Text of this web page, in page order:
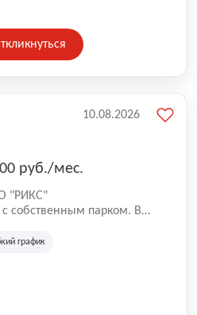
руб./мес.
"РИКС"
с собственным парком. В
СЕ.
график
10.08.2026